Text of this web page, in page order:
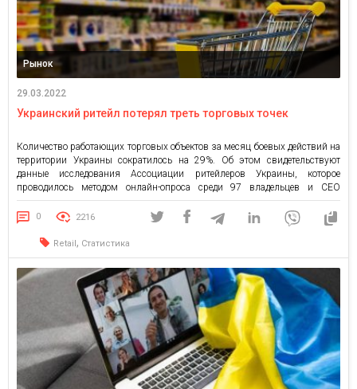
Рынок
29.03.2022
Украинский ритейл потерял треть торговых точек
Количество работающих торговых объектов за месяц боевых действий на
территории Украины сократилось на 29%. Об этом свидетельствуют
данные исследования Ассоциации ритейлеров Украины, которое
проводилось методом онлайн-опроса среди 97 владельцев и CEO
торговых предприятий в период с 18 по 21 марта 2022 года. По
состоянию на 21 марта общее количество работающих торговых точек в
0 2216
Retail , Статистика